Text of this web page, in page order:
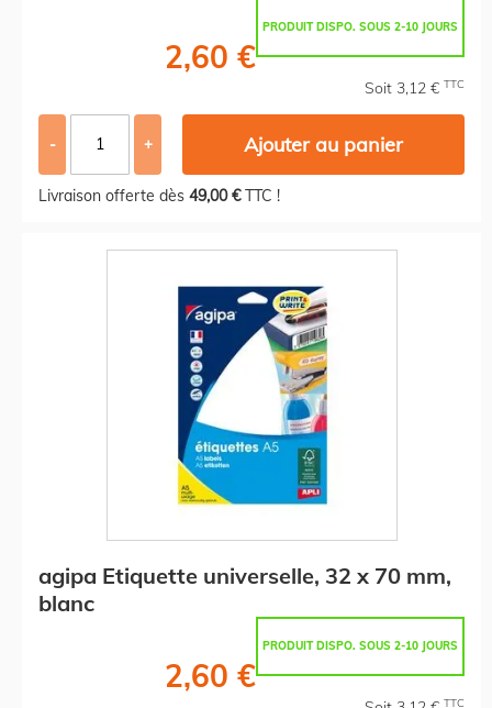
PRODUIT DISPO. SOUS 2-10 JOURS
2,60 €
Soit 3,12 € TTC
- + Ajouter au panier
Livraison offerte dès 49,00 €TTC !
agipa Etiquette universelle, 32 x 70 mm,
blanc
PRODUIT DISPO. SOUS 2-10 JOURS
2,60 €
TTC